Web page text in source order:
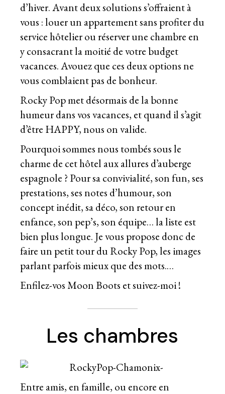
d’hiver. Avant deux solutions s’offraient à
vous : louer un appartement sans profiter du
service hôtelier ou réserver une chambre en
y consacrant la moitié de votre budget
vacances. Avouez que ces deux options ne
vous comblaient pas de bonheur.
Rocky Pop met désormais de la bonne
humeur dans vos vacances, et quand il s’agit
d’être HAPPY, nous on valide.
Pourquoi sommes nous tombés sous le
charme de cet hôtel aux allures d’auberge
espagnole ? Pour sa convivialité, son fun, ses
prestations, ses notes d’humour, son
concept inédit, sa déco, son retour en
enfance, son pep’s, son équipe… la liste est
bien plus longue. Je vous propose donc de
faire un petit tour du Rocky Pop, les images
parlant parfois mieux que des mots.…
Enfilez-vos Moon Boots et suivez-moi !
Les chambres
Entre amis, en famille, ou encore en